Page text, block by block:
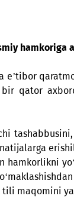
rasmiy
alohida
bir
uchinchi
amaliy
bilan